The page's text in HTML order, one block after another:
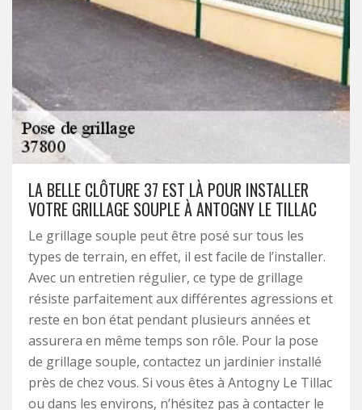
LA BELLE CLÔTURE 37 EST LÀ POUR INSTALLER
VOTRE GRILLAGE SOUPLE À ANTOGNY LE TILLAC
Le grillage souple peut être posé sur tous les
types de terrain, en effet, il est facile de l’installer.
Avec un entretien régulier, ce type de grillage
résiste parfaitement aux différentes agressions et
reste en bon état pendant plusieurs années et
assurera en même temps son rôle. Pour la pose
de grillage souple, contactez un jardinier installé
près de chez vous. Si vous êtes à Antogny Le Tillac
ou dans les environs, n’hésitez pas à contacter le